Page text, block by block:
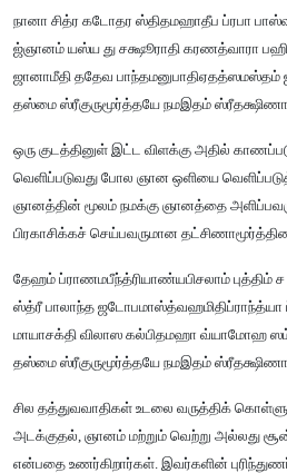
நானா சித்ர கடோதர ஸ்திதமஹாதீப ப்ரபா
ஜ்ஞானம் யஸ்ய து சக்ஷூராதி கரணத்வாரா
ஜானாமீதி ததேவ பாந்தமனுபாதிஏதத்ஸமஸ்தம்
தஸ்மை ஸ்ரீகுருமூர்த்தயே நமஇதம்
ஒரு குடத்தினுள் இட்ட விளக்கு அதில்
வெளிப்படுவது போல ஞான ஒளியை
ஞானத்தின் மூலம் நமக்கு ஞானத்தை
பிரகாசிக்கச் செய்பவருமான
தேஹம் ப்ராணமபீந்த்ரியாண்யபிசலாம் புத்திம் ச
ஸ்த்ரீ பாலாந்த ஜடோபமாஸ்த்வஹமிதிப்ராந்த்யா
மாயாசக்தி விலாஸ கல்பிதமஹா வ்யாமோஹ
தஸ்மை ஸ்ரீகுருமூர்த்தயே நமஇதம்
சில தத்துவவாதிகள் உடலை வருத்திக்
அடக்குதல், ஞானம் மற்றும் வெற்று அல்லது
என்பதை உணர்கிறார்கள். இவர்களின்